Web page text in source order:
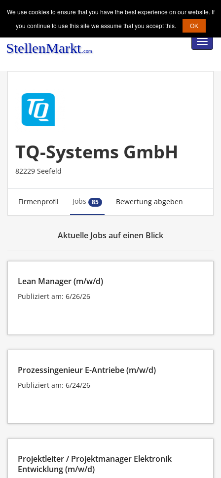
TQ-Systems GmbH
82229 Seefeld
Firmenprofil Jobs 85 Bewertung abgeben
Aktuelle Jobs auf einen Blick
Lean Manager (m/w/d)
Publiziert am: 6/26/26
Prozessingenieur E-Antriebe (m/w/d)
Publiziert am: 6/24/26
Projektleiter / Projektmanager Elektronik
Entwicklung (m/w/d)
We use cookies to ensure that you have the best experience on our website. If
you continue to use this site we assume that you accept this.
OK